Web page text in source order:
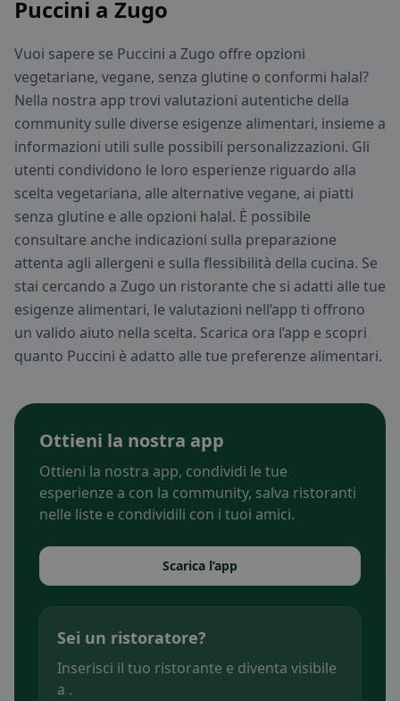
Puccini a Zugo
Vuoi sapere se Puccini a Zugo offre opzioni
vegetariane, vegane, senza glutine o conformi halal?
Nella nostra app trovi valutazioni autentiche della
community sulle diverse esigenze alimentari, insieme a
informazioni utili sulle possibili personalizzazioni. Gli
utenti condividono le loro esperienze riguardo alla
scelta vegetariana, alle alternative vegane, ai piatti
senza glutine e alle opzioni halal. È possibile
consultare anche indicazioni sulla preparazione
attenta agli allergeni e sulla flessibilità della cucina. Se
stai cercando a Zugo un ristorante che si adatti alle tue
esigenze alimentari, le valutazioni nell’app ti offrono
un valido aiuto nella scelta. Scarica ora l’app e scopri
quanto Puccini è adatto alle tue preferenze alimentari.
Ottieni la nostra app
Ottieni la nostra app, condividi le tue
esperienze a con la community, salva ristoranti
nelle liste e condividili con i tuoi amici.
Scarica l’app
Sei un ristoratore?
Inserisci il tuo ristorante e diventa visibile
a .